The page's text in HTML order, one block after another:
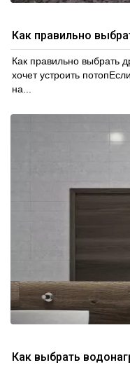
Как правильно
Как правильно выбрать
хочет устроить
на...
Как выбрать